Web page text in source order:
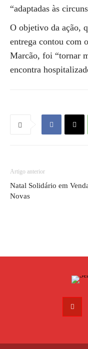
“adaptadas às
O objetivo da ação,
entrega contou com
Marcão, foi “tornar
encontra
Artigo anterior
Natal Solidário em
Novas